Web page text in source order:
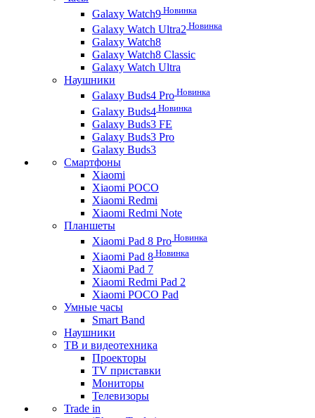
Galaxy Watch9 Новинка
Galaxy Watch Ultra2 Новинка
Galaxy Watch8
Galaxy Watch8 Classic
Galaxy Watch Ultra
Наушники
Galaxy Buds4 Pro Новинка
Galaxy Buds4 Новинка
Galaxy Buds3 FE
Galaxy Buds3 Pro
Galaxy Buds3
Смартфоны
Xiaomi
Xiaomi POCO
Xiaomi Redmi
Xiaomi Redmi Note
Планшеты
Xiaomi Pad 8 Pro Новинка
Xiaomi Pad 8 Новинка
Xiaomi Pad 7
Xiaomi Redmi Pad 2
Xiaomi POCO Pad
Умные часы
Smart Band
Наушники
ТВ и видеотехника
Проекторы
TV приставки
Мониторы
Телевизоры
Trade in